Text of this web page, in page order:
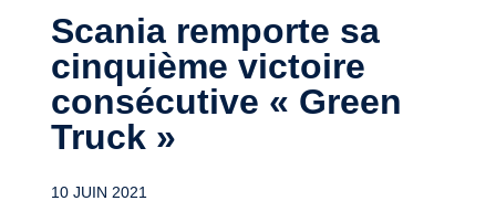
Scania remporte sa
cinquième victoire
consécutive « Green
Truck »
10 JUIN 2021